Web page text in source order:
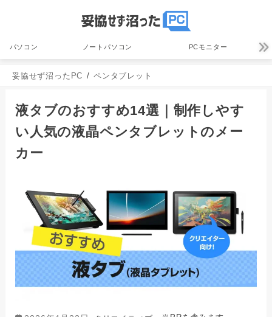
パソコン ノートパソコン PCモニター
妥協せず沼ったPC ペンタブレット
液タブのおすすめ14選｜制作しやす
い人気の液晶ペンタブレットのメー
カー